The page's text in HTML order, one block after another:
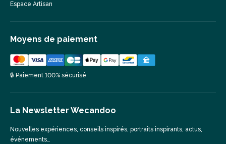
Espace Artisan
Moyens de paiement
🔒 Paiement 100% sécurisé
La Newsletter Wecandoo
Nouvelles expériences, conseils inspirés, portraits inspirants, actus,
événements…